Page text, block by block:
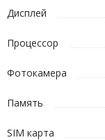
Дисплей
Процессор
Фотокамера
Память
SIM карта